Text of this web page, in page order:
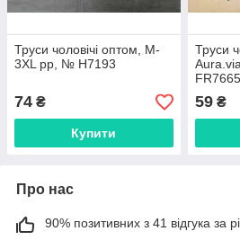
Труси чоловічі оптом, M-
3XL pp, № H7193
74 ₴
Купити
Труси
FR7665
59₴
Про нас
90% позитивних з 41 відгука за